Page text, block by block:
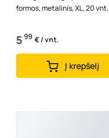
formos, metalinis, XL, 20 vnt.
599 € / vnt.
Į krepšelį